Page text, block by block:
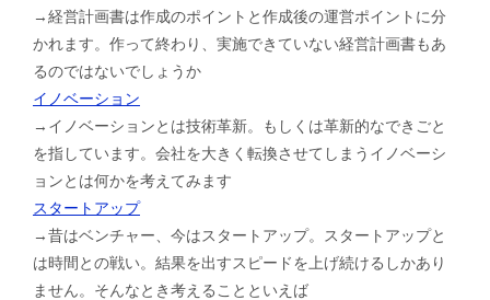
→経営計画書は作成のポイントと作成後の運営ポイントに分
かれます。作って終わり、実施できていない経営計画書もあ
るのではないでしょうか
イノベーション
→イノベーションとは技術革新。もしくは革新的なできごと
を指しています。会社を大きく転換させてしまうイノベーシ
ョンとは何かを考えてみます
スタートアップ
→昔はベンチャー、今はスタートアップ。スタートアップと
は時間との戦い。結果を出すスピードを上げ続けるしかあり
ません。そんなとき考えることといえば